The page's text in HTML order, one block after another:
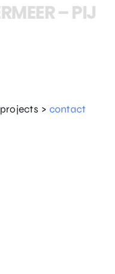
–
> contact